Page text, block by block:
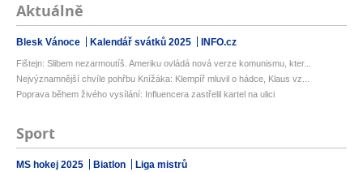
Aktuálně
Blesk Vánoce Kalendář svátků 2025 INFO.cz
Fištejn: Slibem nezarmoutíš. Ameriku ovládá nová verze komunismu, kter...
Nejvýznamnější chvíle pohřbu Knížáka: Klempíř mluvil o hádce, Klaus vz...
Poprava během živého vysílání: Influencera zastřelil kartel na ulici
Sport
MS hokej 2025 Biatlon Liga mistrů